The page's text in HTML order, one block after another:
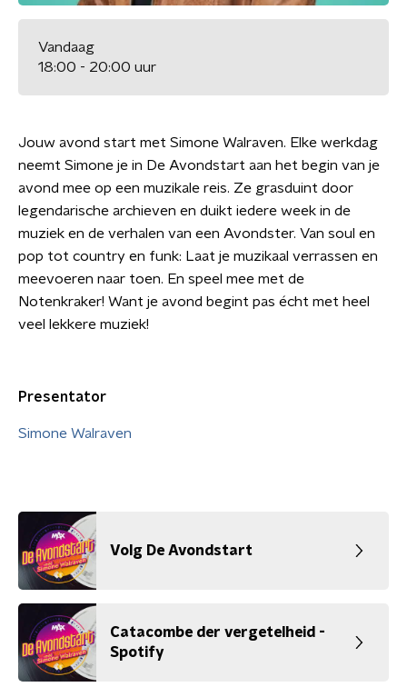
Vandaag
18:00 - 20:00 uur
Jouw avond start met Simone Walraven. Elke werkdag
neemt Simone je in De Avondstart aan het begin van je
avond mee op een muzikale reis. Ze grasduint door
legendarische archieven en duikt iedere week in de
muziek en de verhalen van een Avondster. Van soul en
pop tot country en funk: Laat je muzikaal verrassen en
meevoeren naar toen. En speel mee met de
Notenkraker! Want je avond begint pas écht met heel
veel lekkere muziek!
Presentator
Simone Walraven
Volg De Avondstart
Catacombe der vergetelheid -
Spotify